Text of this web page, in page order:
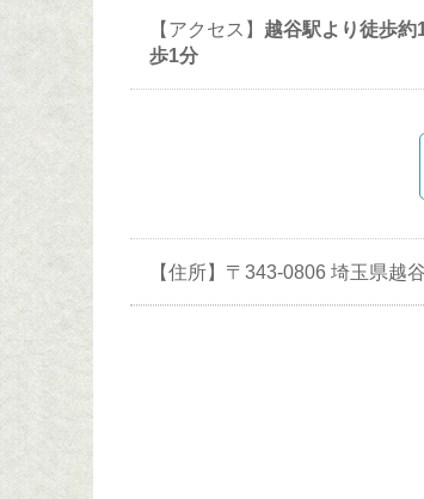
【アクセス】 越谷駅より徒歩
歩1分
【住所】〒343-0806 埼玉県越